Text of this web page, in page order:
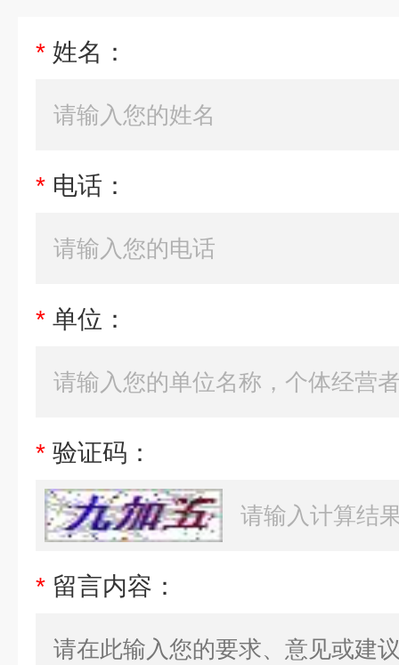
* 姓名：
* 电话：
* 单位：
* 验证码：
* 留言内容：